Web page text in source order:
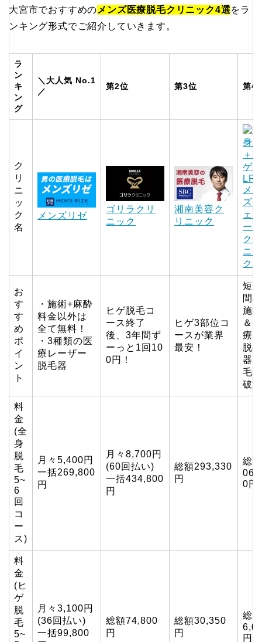
大宮市でおすすめの メンズ医療脱毛クリニック4選をラ
ンキング形式でご紹介していきます。
ラ
ン
キ
ン
グ
＼大人気 No.1
／
第2位 第3位 第4
ク
リ
ニ
ッ
ク
名
メンズリゼ
ゴリラクリ
ニック
湘南美容ク
リニック
メン
ズジ
ェニ
ー
クリ
ニッ
ク
お
す
す
め
ポ
イ
ン
ト
・施術+麻酔
料金以外は
全て無料！
・3種類の医
療レーザー
脱毛器
ヒゲ脱毛コ
ース終了
後、3年間ず
ーっと1回10
0円！
ヒゲ3部位コ
ースが業界
最安！
短時
間の
施術
＆医
療用
脱毛
器で
毛根
破壊
料
金
(全
身
脱
毛
5~
6
回
コ
ー
ス)
月々5,400円
一括269,800
円
月々8,700円
(60回払い)
一括434,800
円
総額293,330
円
総
0円
料
金
(ヒ
ゲ
脱
毛
5~
月々3,100円
(36回払い)
一括99,800
総額74,800
円
総額30,350
円
総
円